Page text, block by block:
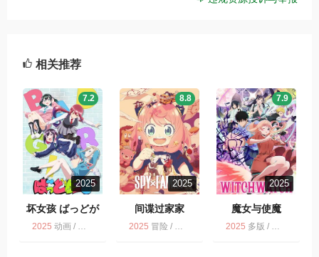
相关推荐
2025
坏女孩 ばっどが
ーる
7.2
2025 动画 / 多版
2025
间谍过家家
8.8
2025 冒险 / 动画 / 喜剧 / 爱情 / 多版
2025
魔女与使魔
7.9
2025 多版 / 动画 / 魔女与使魔